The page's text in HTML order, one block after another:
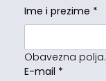
Ime i prezime *
Obavezna polja.
E-mail *